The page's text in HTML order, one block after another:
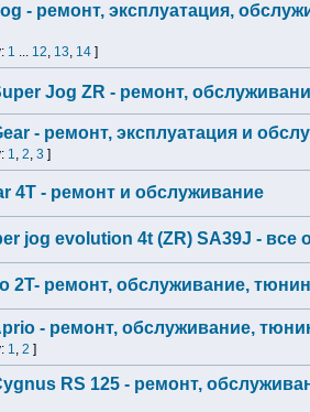
- ремонт, эксплуатация,
1 ... 12, 13, 14 ]
Jog ZR - ремонт,
- ремонт, эксплуатация и
1, 2, 3 ]
4T - ремонт и обслуживание
jog evolution 4t (ZR) SA39J - все
2T- ремонт, обслуживание,
- ремонт, обслуживание,
1, 2 ]
RS 125 - ремонт,